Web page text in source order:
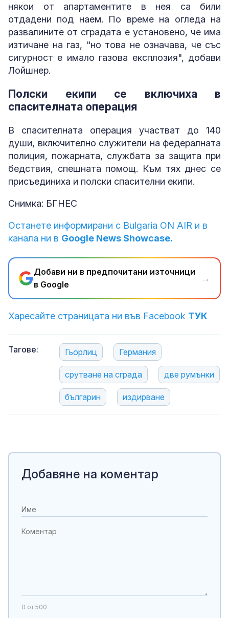
някои от апартаментите в нея са били
отдадени под наем. По време на огледа на
развалините от сградата е установено, че има
изтичане на газ, "но това не означава, че със
сигурност е имало газова експлозия", добави
Лойшнер.
Полски екипи се включиха в
спасителната операция
В спасителната операция участват до 140
души, включително служители на федералната
полиция, пожарната, службата за защита при
бедствия, спешната помощ. Към тях днес се
присъединиха и полски спасителни екипи.
Снимка: БГНЕС
Останете информирани с Bulgaria ON AIR и в
канала ни в Google News Showcase.
Добави ни в предпочитани източници
в Google
→
Харесайте страницата ни във Facebook ТУК
Тагове: Гьорлиц Германия
срутване на сграда две румънки
българин издирване
Добавяне на коментар
0 от 500